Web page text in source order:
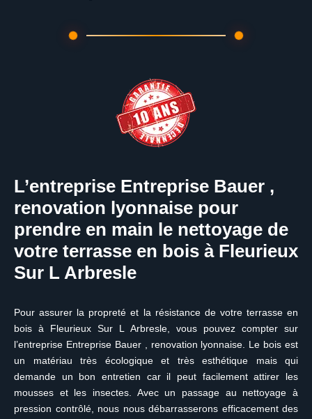
L’entreprise Entreprise Bauer ,
renovation lyonnaise pour
prendre en main le nettoyage de
votre terrasse en bois à Fleurieux
Sur L Arbresle
Pour assurer la propreté et la résistance de votre terrasse en
bois à Fleurieux Sur L Arbresle, vous pouvez compter sur
l’entreprise Entreprise Bauer , renovation lyonnaise. Le bois est
un matériau très écologique et très esthétique mais qui
demande un bon entretien car il peut facilement attirer les
mousses et les insectes. Avec un passage au nettoyage à
pression contrôlé, nous nous débarrasserons efficacement des